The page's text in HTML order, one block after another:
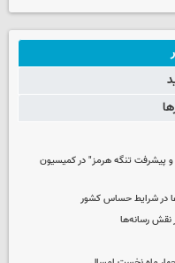
پیشرفت تنگه هرمز" در کمیسیون
در شرایط حساس کشور
نقش رسانه‌ها